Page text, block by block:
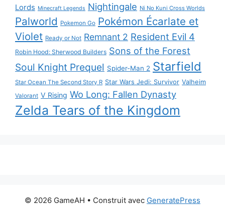
Lords Minecraft Legends Nightingale Ni No Kuni Cross Worlds
Palworld Pokemon Go Pokémon Écarlate et
Violet Ready or Not Remnant 2 Resident Evil 4
Robin Hood: Sherwood Builders Sons of the Forest
Soul Knight Prequel Spider-Man 2 Starfield
Star Ocean The Second Story R Star Wars Jedi: Survivor Valheim
Valorant V Rising Wo Long: Fallen Dynasty
Zelda Tears of the Kingdom
© 2026 GameAH • Construit avec GeneratePress